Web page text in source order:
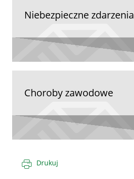
Niebezpieczne zdarzenia
Choroby zawodowe
Drukuj